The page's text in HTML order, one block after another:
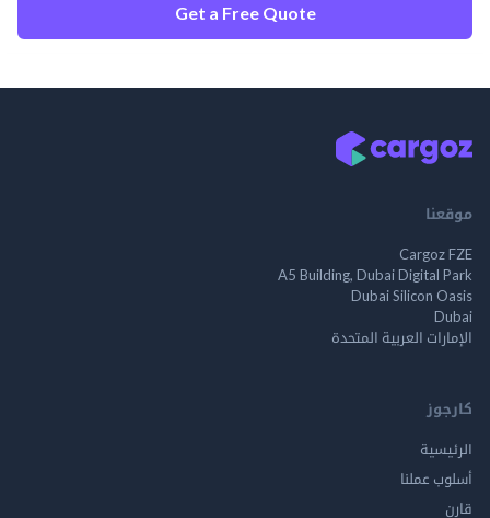
Get a Free Quote
موقعنا
Cargoz FZE
A5 Building, Dubai Digital Park
Dubai Silicon Oasis
Dubai
الإمارات العربية المتحدة
كارجوز
الرئيسية
أسلوب عملنا
قارن